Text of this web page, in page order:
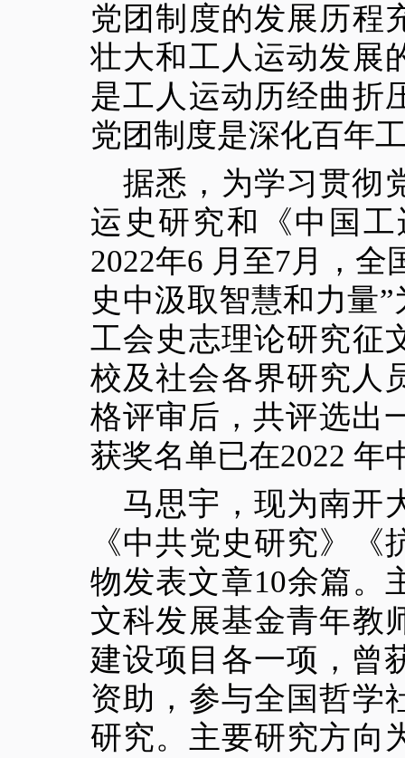
党团制度的发展历程
壮大和工人运动发展
是工人运动历经曲折
党团制度是深化百年
据悉，为学习贯彻
运史研究和《中国
2022年6 月至7月，
史中汲取智慧和力量
工会史志理论研究征
校及社会各界研究人
格评审后，共评选出
获奖名单已在2022 年
马思宇，现为南开
《中共党史研究》
物发表文章10余篇。
文科发展基金青年教
建设项目各一项，曾
资助，参与全国哲学
研究。主要研究方向